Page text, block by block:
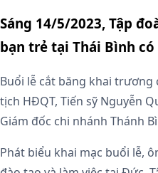
Sáng 14/5/2023, Tập
bạn trẻ tại Thái Bình
Buổi lễ cắt băng khai trương
tịch HĐQT, Tiến sỹ Nguyễn
Giám đốc chi nhánh Thánh
Phát biểu khai mạc buổi lễ,